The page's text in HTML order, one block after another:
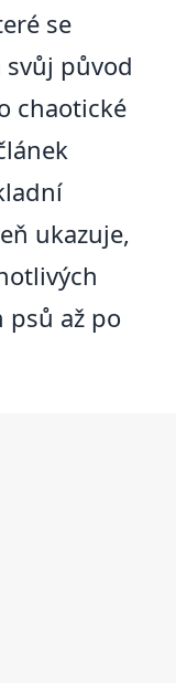
se
původ
chaotické
ukazuje,
psů až po